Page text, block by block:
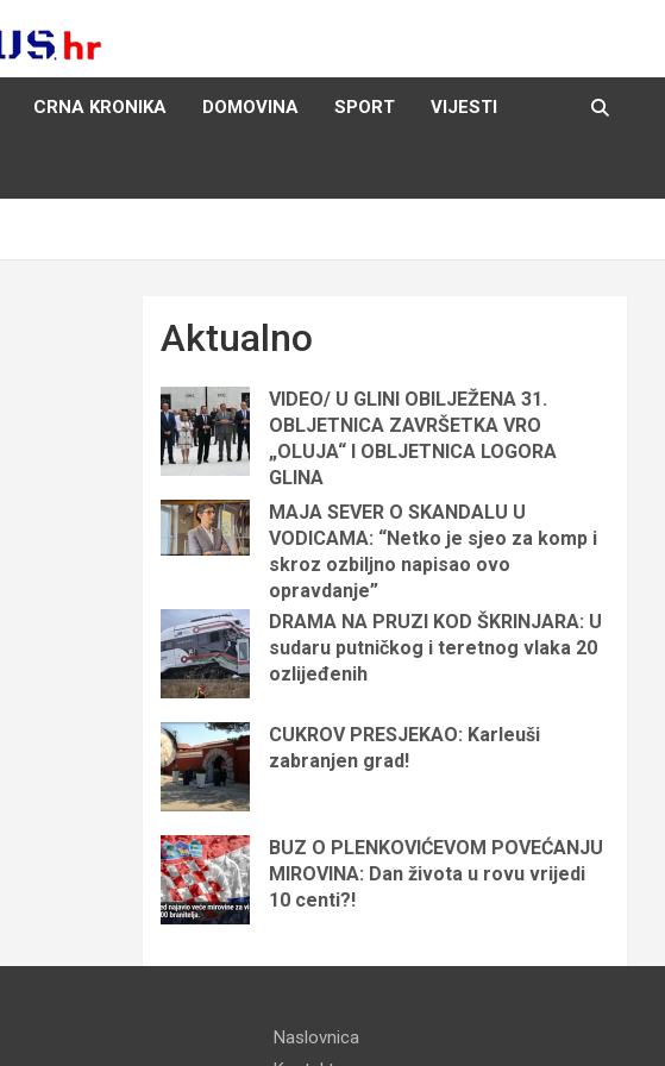
CRNA KRONIKA DOMOVINA SPORT VIJESTI
Aktualno
VIDEO/ U GLINI OBILJEŽENA 31.
OBLJETNICA ZAVRŠETKA VRO
„OLUJA“ I OBLJETNICA LOGORA
GLINA
MAJA SEVER O SKANDALU U
VODICAMA: “Netko je sjeo za komp i
skroz ozbiljno napisao ovo
opravdanje”
DRAMA NA PRUZI KOD ŠKRINJARA: U
sudaru putničkog i teretnog vlaka 20
ozlijeđenih
CUKROV PRESJEKAO: Karleuši
zabranjen grad!
BUZ O PLENKOVIĆEVOM POVEĆANJU
MIROVINA: Dan života u rovu vrijedi
10 centi?!
Naslovnica